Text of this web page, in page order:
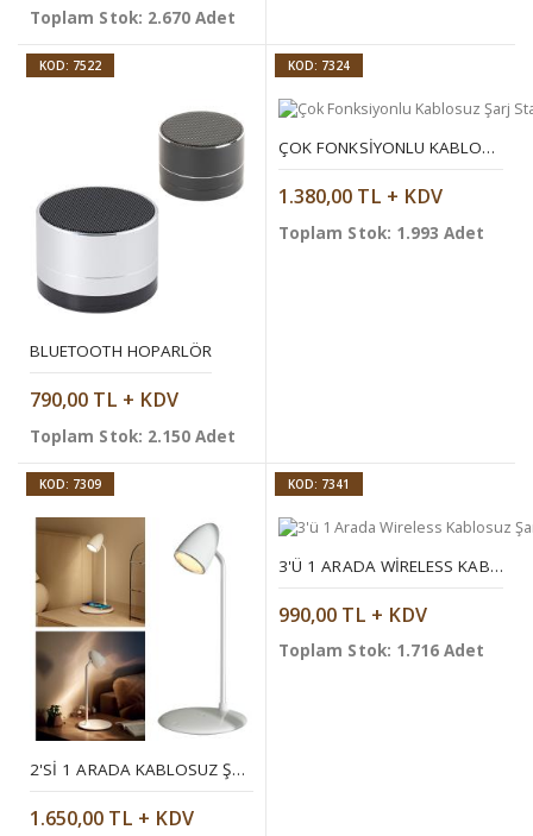
Toplam Stok: 2.670 Adet
KOD: 7522
BLUETOOTH HOPARLÖR
790,00 TL + KDV
Toplam Stok: 2.150 Adet
KOD: 7324
ÇOK FONKSIYONLU KABLOSUZ ŞARJ STANDI
1.380,00 TL + KDV
Toplam Stok: 1.993 Adet
KOD: 7309
2'SI 1 ARADA KABLOSUZ ŞARJ CIHAZI
1.650,00 TL + KDV
KOD: 7341
3'Ü 1 ARADA WIRELESS KABLOSUZ ŞARJ CIHAZI
990,00 TL + KDV
Toplam Stok: 1.716 Adet